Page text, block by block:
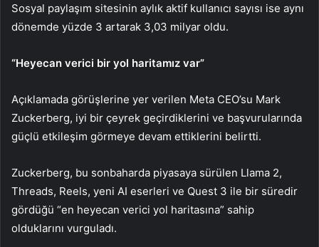
Sosyal paylaşım sitesinin aylık aktif kullanıcı sayısı ise aynı
dönemde yüzde 3 artarak 3,03 milyar oldu.
“Heyecan verici bir yol haritamız var”
Açıklamada görüşlerine yer verilen Meta CEO’su Mark
Zuckerberg, iyi bir çeyrek geçirdiklerini ve başvurularında
güçlü etkileşim görmeye devam ettiklerini belirtti.
Zuckerberg, bu sonbaharda piyasaya sürülen Llama 2,
Threads, Reels, yeni AI eserleri ve Quest 3 ile bir süredir
gördüğü “en heyecan verici yol haritasına” sahip
olduklarını vurguladı.